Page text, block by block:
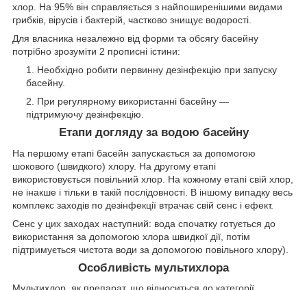
хлор. На 95% він справляється з найпоширенішими видами
грибків, вірусів і бактерій, частково знищує водорості.
Для власника незалежно від форми та обсягу басейну
потрібно зрозуміти 2 прописні істини:
Необхідно робити первинну дезінфекцію при запуску
басейну.
При регулярному використанні басейну —
підтримуючу дезінфекцію.
Етапи догляду за водою басейну
На першому етапі басейн запускається за допомогою
шокового (швидкого) хлору. На другому етапі
використовується повільний хлор. На кожному етапі свій хлор,
не інакше і тільки в такій послідовності. В іншому випадку весь
комплекс заходів по дезінфекції втрачає свій сенс і ефект.
Сенс у цих заходах наступний: вода спочатку готується до
використання за допомогою хлора швидкої дії, потім
підтримується чистота води за допомогою повільного хлору).
Особливість мультихлора